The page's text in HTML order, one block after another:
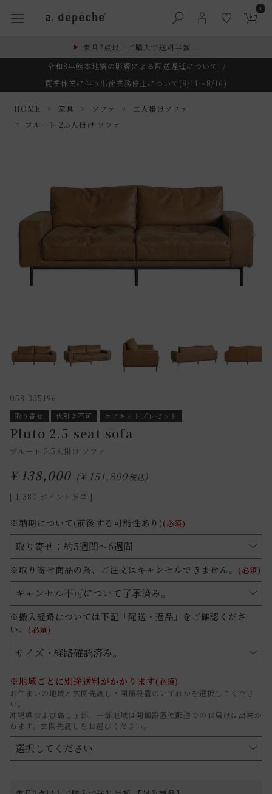
0
家具2点以上ご購入で送料半額！
令和8年熊本地震の影響による配送遅延について
/
夏季休業に伴う出荷業務停止について(8/11～8/16)
HOME 家具 ソファ
二人掛けソファ
プルート 2.5人掛け ソファ
058-335196
取り寄せ 代引き不可 ケアキットプレゼント
Pluto 2.5-seat sofa
プルート 2.5人掛け ソファ
¥ 138,000 ¥ 151,800税込
[ 1,380 ポイント進呈 ]
※納期について(前後する可能性あり)(必須)
※取り寄せ商品の為、ご注文はキャンセルできません。 (必須)
※搬入経路については下記「配送・返品」をご確認くださ
い。
(必須)
※地域ごとに別途送料がかかります(必須)
お住まいの地域と玄関先渡し・開梱設置のいずれかを選択してくださ
い。
沖縄県および島しょ部、一部地域は開梱設置便配送でのお届けは出来か
ねます。玄関先渡しをお選びください。